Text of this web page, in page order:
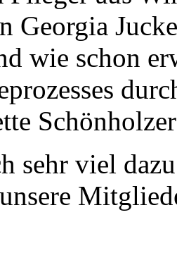
Georgia
wie schon
sehr viel